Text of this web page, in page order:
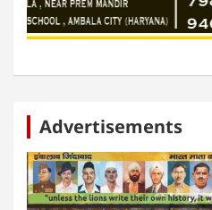
Advertisements